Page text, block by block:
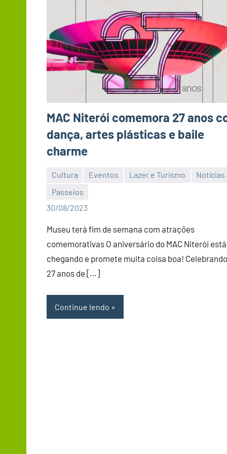
MAC Niterói comemora 27 anos
dança, artes plásticas e baile
charme
Cultura Eventos Lazer e Turismo
Notícias
Passeios
30/08/2023
Editor
DN
Museu terá fim de semana com atrações
comemorativas O aniversário do MAC Niterói está
chegando e promete muita coisa boa!
27 anos de […]
Continue lendo